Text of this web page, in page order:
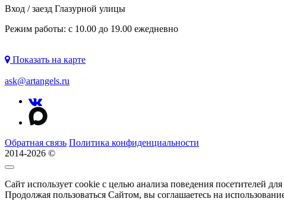
Вход / заезд Глазурной улицы
Режим работы: с 10.00 до 19.00 ежедневно
Показать на карте
ask@artangels.ru
Обратная связь Политика конфиденциальности
2014-2026 ©
Сайт использует cookie с целью анализа поведения посетителей
Продолжая пользоваться Сайтом, вы соглашаетесь на